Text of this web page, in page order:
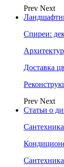
Prev Next
Спиреи:
Доставка
Prev Next
Статьи о